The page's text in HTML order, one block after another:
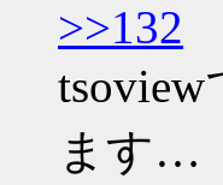
>>132
ます…